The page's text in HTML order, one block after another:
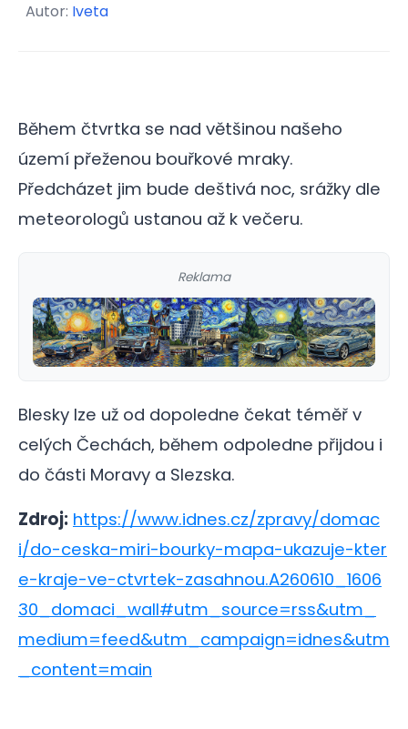
Autor: Iveta
Během čtvrtka se nad většinou našeho
území přeženou bouřkové mraky.
Předcházet jim bude deštivá noc, srážky dle
meteorologů ustanou až k večeru.
Reklama
Blesky lze už od dopoledne čekat téměř v
celých Čechách, během odpoledne přijdou i
do části Moravy a Slezska.
Zdroj: https://www.idnes.cz/zpravy/domac
i/do-ceska-miri-bourky-mapa-ukazuje-kter
e-kraje-ve-ctvrtek-zasahnou.A260610_1606
30_domaci_wall#utm_source=rss&utm_
medium=feed&utm_campaign=idnes&utm
_content=main